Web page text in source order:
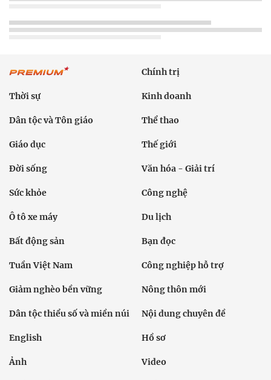
Chính trị
Thời sự Kinh doanh
Dân tộc và Tôn giáo Thể thao
Giáo dục Thế giới
Đời sống Văn hóa - Giải trí
Sức khỏe Công nghệ
Ô tô xe máy Du lịch
Bất động sản Bạn đọc
Tuần Việt Nam Công nghiệp hỗ trợ
Giảm nghèo bền vững Nông thôn mới
Dân tộc thiểu số và miền núi Nội dung chuyên đề
English Hồ sơ
Ảnh Video